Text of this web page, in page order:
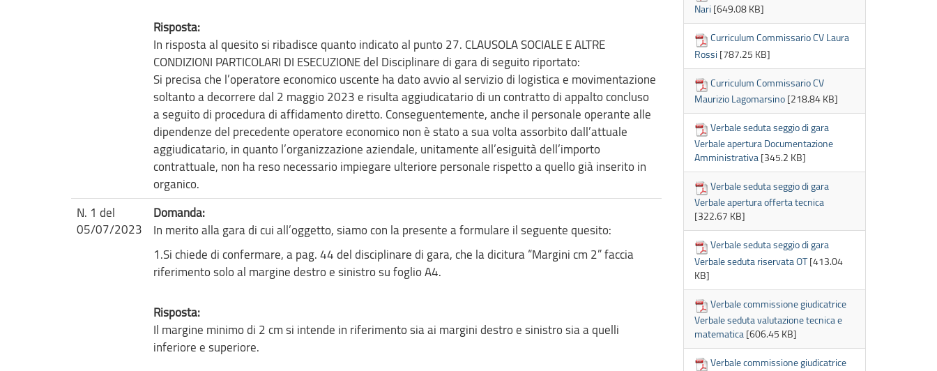
Risposta:
In risposta al quesito si ribadisce quanto indicato al punto 27. CLAUSOLA SOCIALE E ALTRE
CONDIZIONI PARTICOLARI DI ESECUZIONE del Disciplinare di gara di seguito riportato:
Si precisa che l’operatore economico uscente ha dato avvio al servizio di logistica e movimentazione
soltanto a decorrere dal 2 maggio 2023 e risulta aggiudicatario di un contratto di appalto concluso
a seguito di procedura di affidamento diretto. Conseguentemente, anche il personale operante alle
dipendenze del precedente operatore economico non è stato a sua volta assorbito dall’attuale
aggiudicatario, in quanto l’organizzazione aziendale, unitamente all’esiguità dell’importo
contrattuale, non ha reso necessario impiegare ulteriore personale rispetto a quello già inserito in
organico.
N. 1 del
05/07/2023
Domanda:
In merito alla gara di cui all’oggetto, siamo con la presente a formulare il seguente quesito:
1.Si chiede di confermare, a pag. 44 del disciplinare di gara, che la dicitura “Margini cm 2” faccia
riferimento solo al margine destro e sinistro su foglio A4.
Risposta:
Il margine minimo di 2 cm si intende in riferimento sia ai margini destro e sinistro sia a quelli
inferiore e superiore.
Nari [649.08 KB]
Curriculum Commissario CV Laura
Rossi [787.25 KB]
Curriculum Commissario CV
Maurizio Lagomarsino [218.84 KB]
Verbale seduta seggio di gara
Verbale apertura Documentazione
Amministrativa [345.2 KB]
Verbale seduta seggio di gara
Verbale apertura offerta tecnica
[322.67 KB]
Verbale seduta seggio di gara
Verbale seduta riservata OT [413.04
KB]
Verbale commissione giudicatrice
Verbale seduta valutazione tecnica e
matematica [606.45 KB]
Verbale commissione giudicatrice